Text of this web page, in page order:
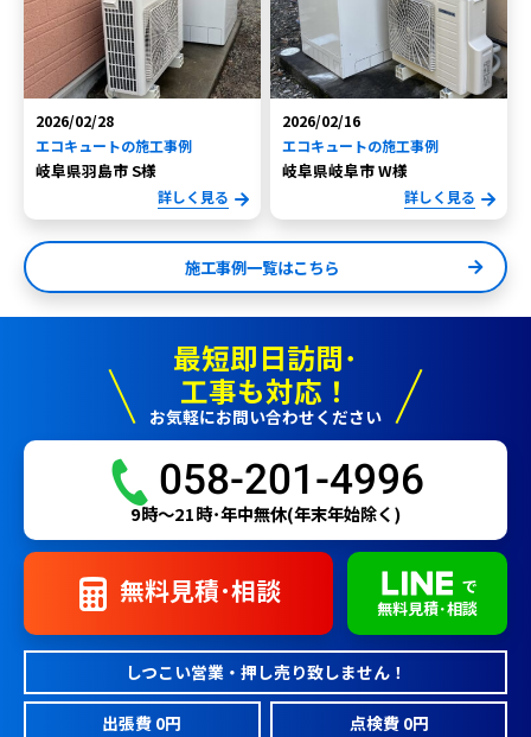
2026/02/28
エコキュートの施工事例
岐阜県羽島市 S様
詳しく見る
2026/02/16
エコキュートの施工事例
岐阜県岐阜市 W様
詳しく見る
施工事例一覧はこちら
最短即日訪問･
工事も対応！
お気軽にお問い合わせください
058-201-4996
9時〜21時･年中無休(年末年始除く)
無料見積･相談
で
無料見積･相談
しつこい営業・押し売り致しません！
出張費 0円 点検費 0円